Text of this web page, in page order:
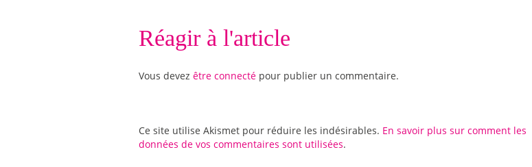
Réagir à l'article
Vous devez être connecté pour publier un commentaire.
Ce site utilise Akismet pour réduire les indésirables. En savoir plus sur comment les
données de vos commentaires sont utilisées.